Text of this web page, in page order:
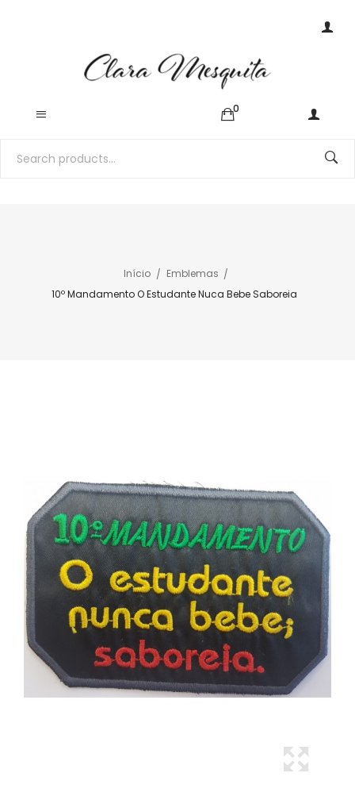
0
Início
Emblemas
10º Mandamento O Estudante Nuca Bebe Saboreia